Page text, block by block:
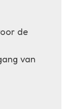
de
van